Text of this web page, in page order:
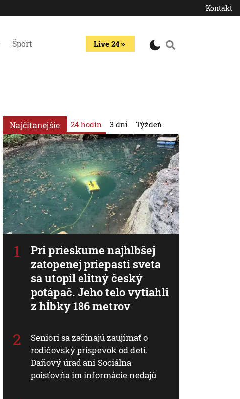
Kontakt
Šport Live 24
Najčítanejšie 24 hodín
Pri prieskume najhlbšej
zatopenej priepasti sveta
sa utopil elitný český
potápač. Jeho telo vytiahli
z hĺbky 186 metrov
Seniori sa začínajú zaujímať o
rodičovský príspevok od detí.
Daňový úrad ani Sociálna
poisťovňa im informácie nedajú
3 dni Týždeň